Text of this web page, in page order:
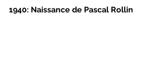
1940: Naissance de Pascal Rollin